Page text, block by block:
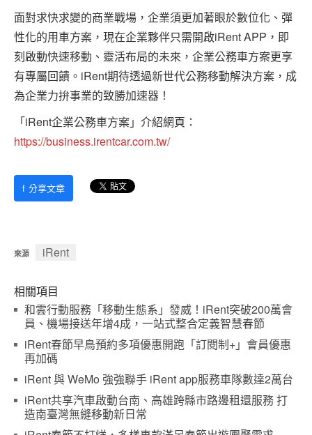
面對求快求變的商業戰場，企業須更加著眼於數位化、彈
性化的用車方案，現在企業夥伴只需開啟iRent APP，即
刻啟動快速移動、靈活布局的未來，企業公務車方案更享
有專屬回饋。iRent期待透過新世代公務移動解決方案，成
為企業力拚事業的致勝加速器！
「iRent企業公務車方案」介紹網頁：
https://business.irentcar.com.tw/
f 分享文章
來源 iRent
相關項目
和雲行動服務「移動生態系」發威！iRent突破200萬會
員、機場接送年增4成，一站式整合定義智慧春節
iRent春節早鳥預約多項優惠開跑「訂閱制+」會員優惠
再加碼
iRent 與 WeMo 強強聯手 iRent app服務車隊數達2萬台
iRent共享汽車啟動台南、高雄跨縣市路邊租還服務 打
造南臺灣無縫移動新日常